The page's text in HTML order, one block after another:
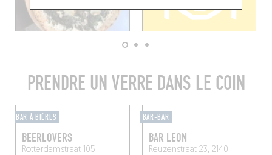
PRENDRE UN VERRE DANS LE COIN
BAR À BIÈRES
BEERLOVERS
Rotterdamstraat 105
BAR-BAR
BAR LEON
Reuzenstraat 23, 2140